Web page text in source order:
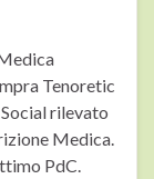
Tenoretic
rilevato
Medica.
PdC.